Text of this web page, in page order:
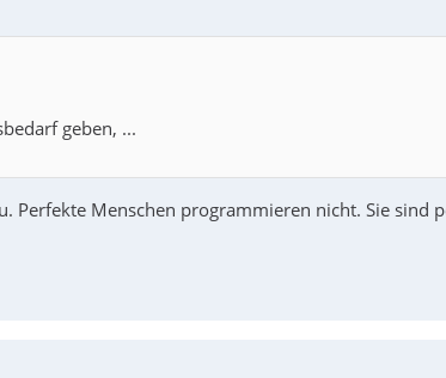
geben, ...
Perfekte Menschen programmieren nicht. Sie sind